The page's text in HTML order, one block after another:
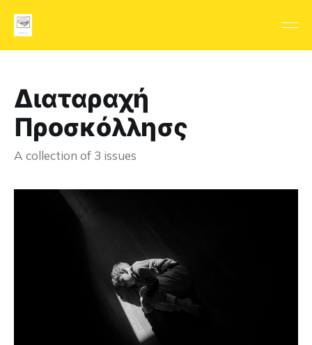
Διαταραχή
Προσκόλλησς
A collection of 3 issues